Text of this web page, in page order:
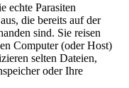
echte Parasiten
die bereits auf der
sind. Sie reisen
Computer (oder Host)
selten Dateien,
oder Ihre